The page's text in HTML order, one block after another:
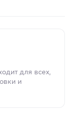
для всех,
и